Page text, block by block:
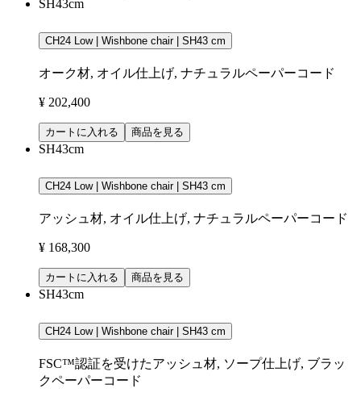
SH43cm
CH24 Low | Wishbone chair | SH43 cm
オーク材, オイル仕上げ, ナチュラルペーパーコード
¥ 202,400
カートに入れる 商品を見る
SH43cm
CH24 Low | Wishbone chair | SH43 cm
アッシュ材, オイル仕上げ, ナチュラルペーパーコード
¥ 168,300
カートに入れる 商品を見る
SH43cm
CH24 Low | Wishbone chair | SH43 cm
FSC™認証を受けたアッシュ材, ソープ仕上げ, ブラッ
クペーパーコード